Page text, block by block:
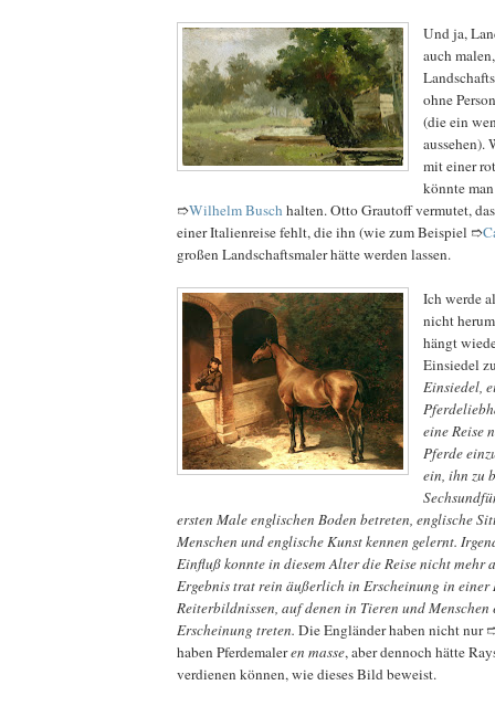
Und ja,
auch
ohne
(die ein
aussehen).
mit einer
könnte
➱Wilhelm Busch halten. Otto Grautoff vermutet,
einer Italienreise fehlt, die ihn (wie zum Beispiel ➱
großen Landschaftsmaler hätte werden lassen.
Ich werde
nicht
hängt
Einsiedel
Einsiedel,
eine Reise
Pferde
ein, ihn zu
ersten Male englischen Boden betreten, englische
Menschen und englische Kunst kennen gelernt.
Einfluß konnte in diesem Alter die Reise nicht mehr
Ergebnis trat rein äußerlich in Erscheinung in einer
Reiterbildnissen, auf denen in Tieren und Menschen
Erscheinung treten. Die Engländer haben nicht nur
haben Pferdemaleren masse, aber dennoch hätte
verdienen können, wie dieses Bild beweist.